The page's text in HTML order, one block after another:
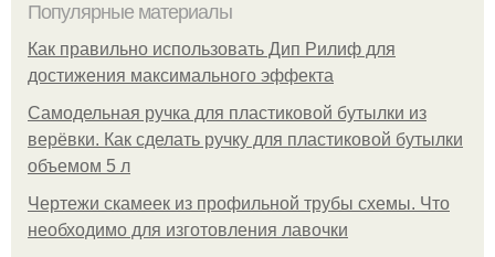
Популярные материалы
Как правильно использовать Дип Рилиф для
достижения максимального эффекта
Самодельная ручка для пластиковой бутылки из
верёвки. Как сделать ручку для пластиковой бутылки
объемом 5 л
Чертежи скамеек из профильной трубы схемы. Что
необходимо для изготовления лавочки